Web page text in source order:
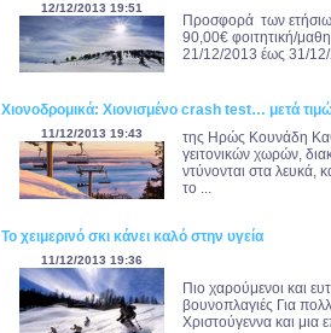
12/12/2013 19:51
Προσφορά των
90,00€ φοιτητική/
21/12/2013 έως 31/12/
Χιονοδρομικά: Χιονισμένο crash test… μετά
11/12/2013 19:43
της Ηρώς Κουνάδη
γειτονικών χωρών,
ντύνονται στα λευκά,
το ...
Το χειμερινό σκι κάνει καλό στην υγεία
11/12/2013 19:36
Πιο χαρούμενοι και
βουνοπλαγιές Για
Χριστούγεννα και μια